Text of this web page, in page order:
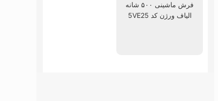
فرش ماشینی ۵۰۰ شانه
الیاف ورژن کد 5VE25